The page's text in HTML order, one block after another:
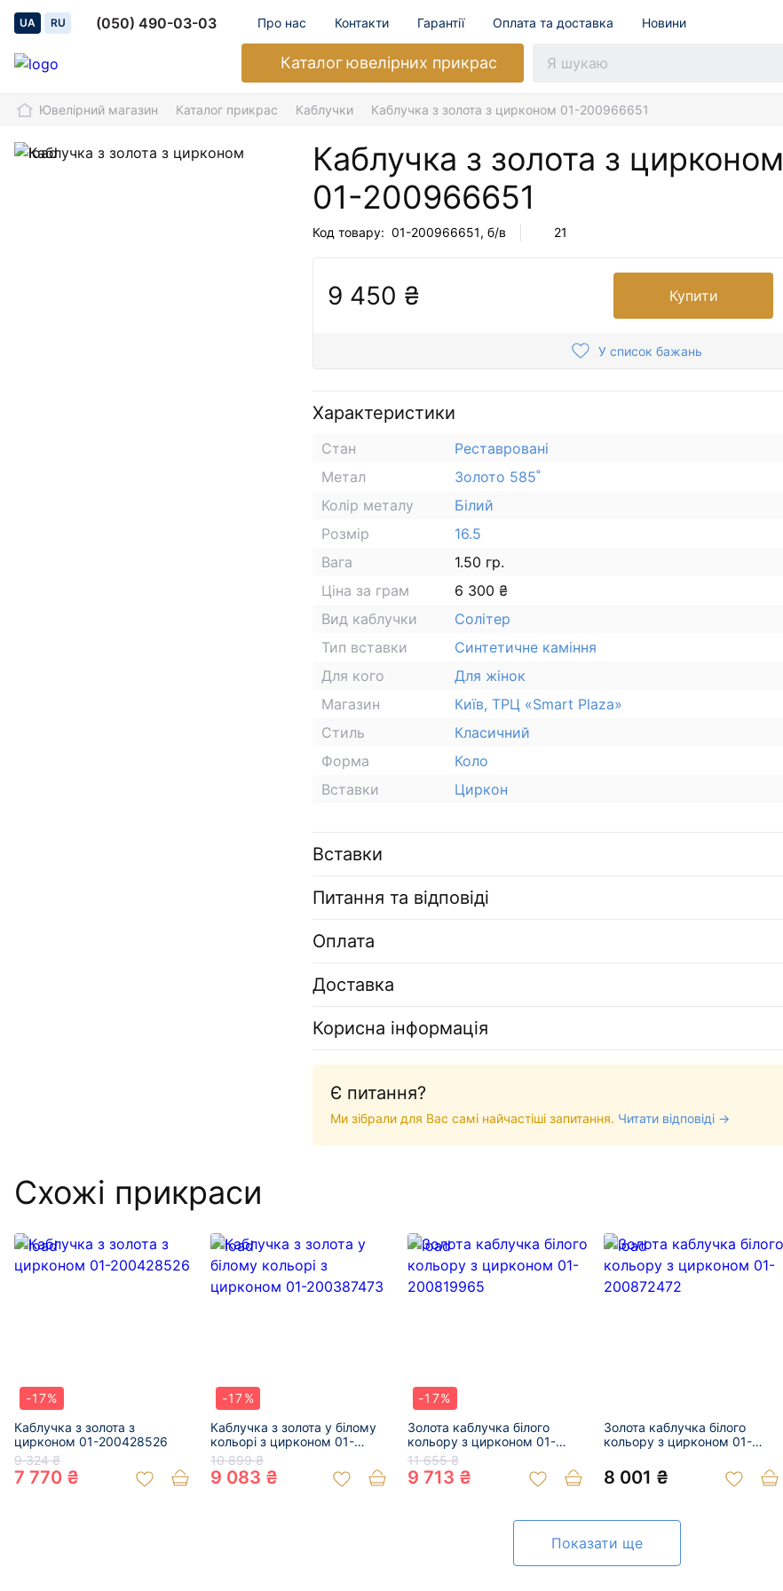
UA RU (050) 490-03-03 Про нас Контакти Гарантії Оплата та доставка Новини
Каталогювелірних прикрас
Ювелірний магазин Каталог прикрас Каблучки Каблучка з золота з цирконом 01-200966651
Каблучка з золота з цирконом
01-200966651
Код товару: 01-200966651, б/в 21
9 450 ₴ Купити
У список бажань
Характеристики
Стан
Реставровані
Метал
Золото 585˚
Колір металу
Білий
Розмір
16.5
Вага
1.50 гр.
Ціна за грам
6 300 ₴
Вид каблучки
Солітер
Тип вставки
Синтетичне каміння
Для кого
Для жінок
Магазин
Київ, ТРЦ «Smart Plaza»
Стиль
Класичний
Форма
Коло
Вставки
Циркон
Вставки
Питання та відповіді
Оплата
Доставка
Корисна інформація
Є питання?
Ми зібрали для Вас самі найчастіші запитання. Читати відповіді →
Схожі прикраси
-17%
Каблучка з золота з
цирконом 01-200428526
9 324 ₴
7 770 ₴
-17%
Каблучка з золота у білому
кольорі з цирконом 01-
200387473
10 899 ₴
9 083 ₴
-17%
Золота каблучка білого
кольору з цирконом 01-
200819965
11 655 ₴
9 713 ₴
Золота каблучка білого
кольору з цирконом 01-
8 001 ₴
Показати ще